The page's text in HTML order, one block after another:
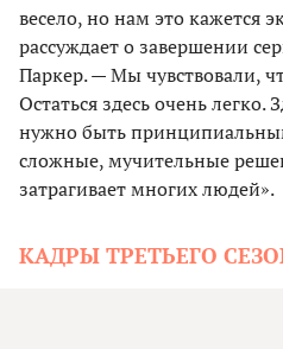
весело, но нам это кажется
рассуждает о завершении
Паркер. — Мы чувствовали,
Остаться здесь очень легко.
нужно быть
сложные, мучительные
затрагивает многих людей».
КАДРЫ ТРЕТЬЕГО